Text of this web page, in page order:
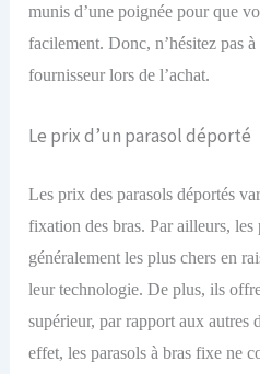
munis d’une poignée pour que
facilement. Donc, n’hésitez pas
fournisseur lors de l’achat.
Le prix d’un parasol déporté
Les prix des parasols déportés
fixation des bras. Par ailleurs, les
généralement les plus chers en
leur technologie. De plus, ils
supérieur, par rapport aux autres
effet, les parasols à bras fixe ne